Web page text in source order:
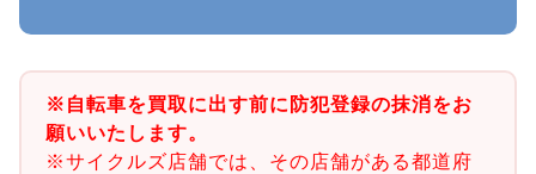
※自転車を買取に出す前に防犯登録の抹消をお
願いいたします。
※サイクルズ店舗では、その店舗がある都道府